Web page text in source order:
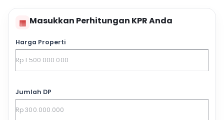
▦ Masukkan Perhitungan KPR Anda
Harga Properti
Jumlah DP